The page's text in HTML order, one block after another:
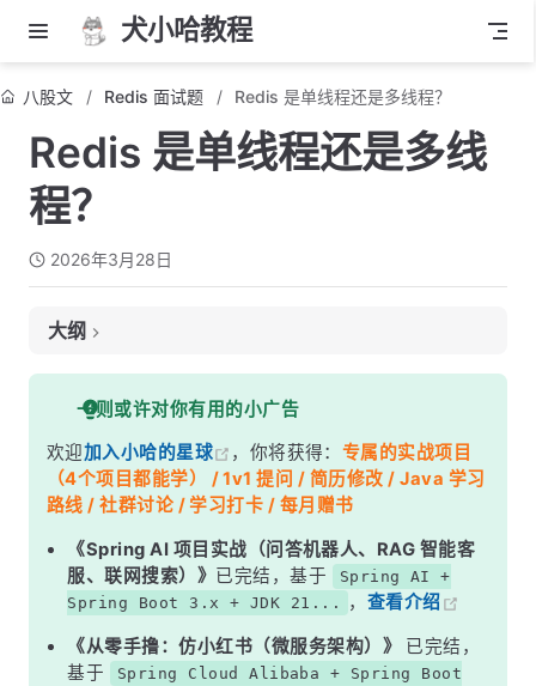
犬小哈教程
八股文 Redis 面试题 Redis 是单线程还是多线程？
Redis 是单线程还是多线
程？
2026年3月28日
大纲
面试考察点
核心答案
深度解析
一、为什么 Redis 命令执行选择单线程？
二、Redis 的多线程演进历程
三、Redis 6.0 多线程 IO 的工作流程
面试高频追问
一则或许对你有用的小广告
欢迎加入小哈的星球 ，你将获得： 专属的实战项目
（4个项目都能学） / 1v1 提问 / 简历修改 / Java 学习
路线 / 社群讨论 / 学习打卡 / 每月赠书
《Spring AI 项目实战（问答机器人、RAG 智能客
服、联网搜索）》 已完结，基于
Spring AI +
Spring Boot 3.x + JDK 21...
， 查看介绍
《从零手撸：仿小红书（微服务架构）》
已完结，
基于
Spring Cloud Alibaba + Spring Boot